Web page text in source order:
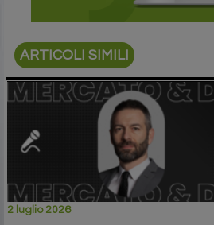
ARTICOLI SIMILI
2 luglio 2026